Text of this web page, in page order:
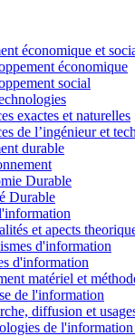
économique et
économique
social
exactes et naturelles
de l’ingénieur et
durable
Durable
Durable
et apects
d'information
d'information
matériel et
de l'information
diffusion et
de